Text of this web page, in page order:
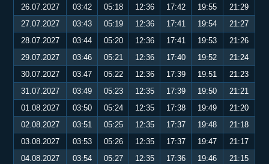
26.07.2027
03:42 05:18 12:36 17:42 19:55
21:29
27.07.2027
03:43 05:19 12:36 17:41 19:54
21:27
28.07.2027
03:44 05:20 12:36 17:41 19:53
21:26
29.07.2027
03:46 05:21 12:36 17:40 19:52
21:24
30.07.2027
03:47 05:22 12:36 17:39 19:51
21:23
31.07.2027
03:49 05:23 12:35 17:39 19:50
21:21
01.08.2027
03:50 05:24 12:35 17:38 19:49
21:20
02.08.2027
03:51 05:25 12:35 17:37 19:48
21:18
03.08.2027
03:53 05:26 12:35 17:37 19:47
21:17
04.08.2027
03:54 05:27 12:35 17:36 19:46
21:15